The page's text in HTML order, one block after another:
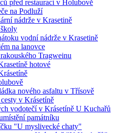
před restaurací v Holubově
na Podluží
nádrže v Krasetině
vodní nádrže v Krasetině
na lanovce
Tragweinu
hotové
nového asfaltu v Třísově
v Krásetíně
vodotečí v Krásetíně U Kuchařů
památníku
"U myslivecké chaty"